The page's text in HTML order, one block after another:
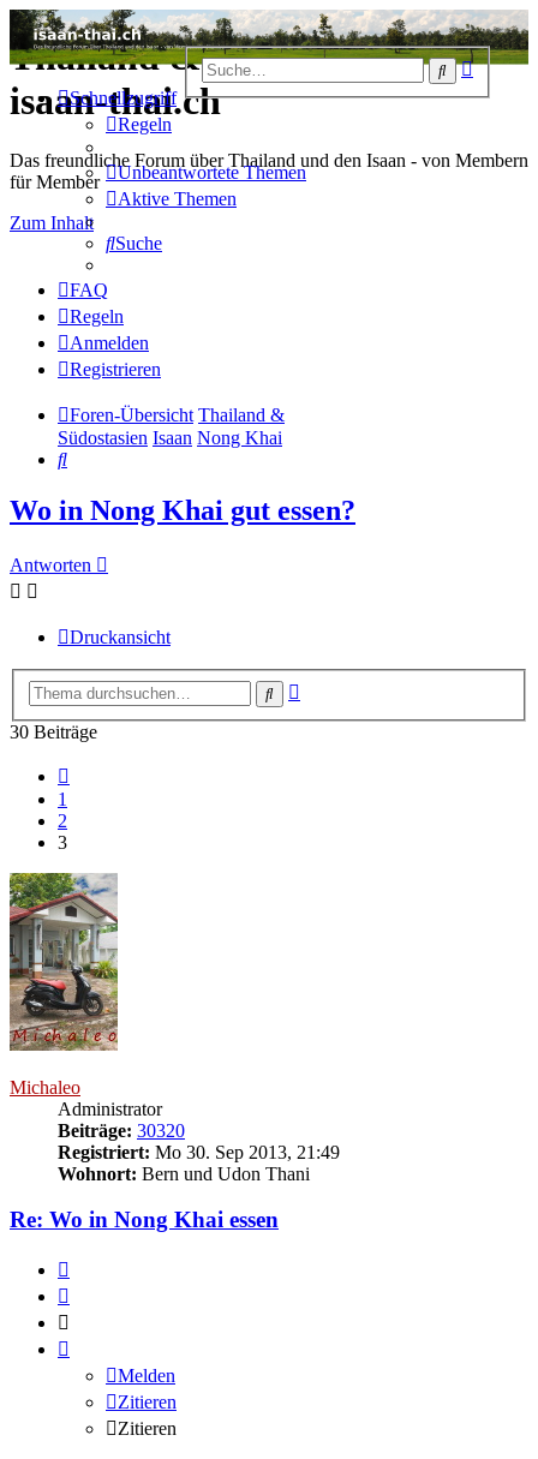
Suche
Thailand & Isaan Forum -
isaan-thai.ch
Das freundliche Forum über Thailand und den Isaan - von Membern
für Member
Zum Inhalt
Schnellzugriff
Regeln
Unbeantwortete Themen
Aktive Themen
Suche
FAQ
Regeln
Anmelden
Registrieren
Foren-Übersicht Thailand &
Südostasien Isaan Nong Khai
Suche
Wo in Nong Khai gut essen?
Antworten
Druckansicht
Suche
30 Beiträge
1
2
3
Michaleo
Administrator
Beiträge: 30320
Registriert: Mo 30. Sep 2013, 21:49
Wohnort: Bern und Udon Thani
Re: Wo in Nong Khai essen
Melden
Zitieren
Zitieren